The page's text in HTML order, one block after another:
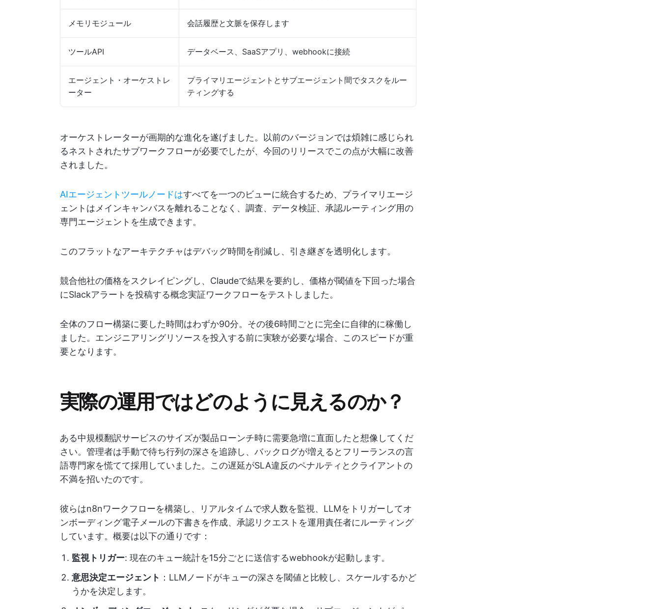
メモリモジュール 会話履歴と文脈を保存します
ツールAPI データベース、SaaSアプリ、webhookに接続
エージェント・オーケストレ
ーター
プライマリエージェントとサブエージェント間でタスクをルー
ティングする
オーケストレーターが画期的な進化を遂げました。以前のバージョンでは煩雑に感じられ
るネストされたサブワークフローが必要でしたが、今回のリリースでこの点が大幅に改善
されました。
AIエージェントツールノードはすべてを一つのビューに統合するため、プライマリエージ
ェントはメインキャンバスを離れることなく、調査、データ検証、承認ルーティング用の
専門エージェントを生成できます。
このフラットなアーキテクチャはデバッグ時間を削減し、引き継ぎを透明化します。
競合他社の価格をスクレイピングし、Claudeで結果を要約し、価格が閾値を下回った場合
にSlackアラートを投稿する概念実証ワークフローをテストしました。
全体のフロー構築に要した時間はわずか90分。その後6時間ごとに完全に自律的に稼働し
ました。エンジニアリングリソースを投入する前に実験が必要な場合、このスピードが重
要となります。
実際の運用ではどのように見えるのか？
ある中規模翻訳サービスのサイズが製品ローンチ時に需要急増に直面したと想像してくだ
さい。管理者は手動で待ち行列の深さを追跡し、バックログが増えるとフリーランスの言
語専門家を慌てて採用していました。この遅延がSLA違反のペナルティとクライアントの
不満を招いたのです。
彼らはn8nワークフローを構築し、リアルタイムで求人数を監視、LLMをトリガーしてオ
ンボーディング電子メールの下書きを作成、承認リクエストを運用責任者にルーティング
しています。概要は以下の通りです：
監視トリガー: 現在のキュー統計を15分ごとに送信するwebhookが起動します。
意思決定エージェント ：LLMノードがキューの深さを閾値と比較し、スケールするかど
うかを決定します。